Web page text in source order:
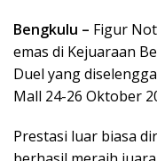
Bengkulu – Figur
emas di Kejuaraan
Duel yang
Mall 24-26 Oktober
Prestasi luar biasa